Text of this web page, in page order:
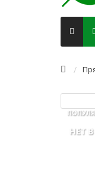
НЕТ